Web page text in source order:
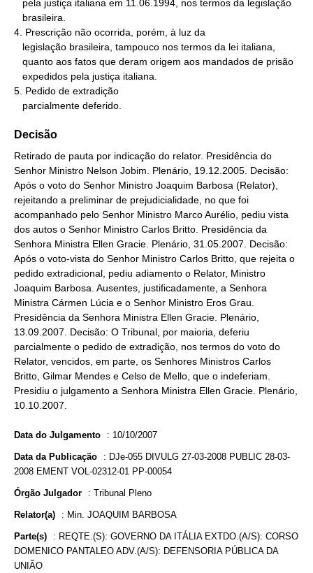
4. Prescrição não ocorrida, porém, à luz da
5. Pedido de extradição
   parcialmente deferido.
Decisão
Retirado de pauta por indicação do relator. Presidência do
Senhor Ministro Nelson Jobim. Plenário, 19.12.2005. Decisão:
Após o voto do Senhor Ministro Joaquim Barbosa (Relator),
rejeitando a preliminar de prejudicialidade, no que foi
acompanhado pelo Senhor Ministro Marco Aurélio, pediu vista
dos autos o Senhor Ministro Carlos Britto. Presidência da
Senhora Ministra Ellen Gracie. Plenário, 31.05.2007. Decisão:
Após o voto-vista do Senhor Ministro Carlos Britto, que rejeita o
pedido extradicional, pediu adiamento o Relator, Ministro
Joaquim Barbosa. Ausentes, justificadamente, a Senhora
Ministra Cármen Lúcia e o Senhor Ministro Eros Grau.
Presidência da Senhora Ministra Ellen Gracie. Plenário,
13.09.2007. Decisão: O Tribunal, por maioria, deferiu
parcialmente o pedido de extradição, nos termos do voto do
Relator, vencidos, em parte, os Senhores Ministros Carlos
Britto, Gilmar Mendes e Celso de Mello, que o indeferiam.
Presidiu o julgamento a Senhora Ministra Ellen Gracie. Plenário,
10.10.2007.
Data do Julgamento : 10/10/2007
Data da Publicação : DJe-055 DIVULG 27-03-2008 PUBLIC 28-03-
2008 EMENT VOL-02312-01 PP-00054
Órgão Julgador : Tribunal Pleno
Relator(a) : Min. JOAQUIM BARBOSA
Parte(s) : REQTE.(S): GOVERNO DA ITÁLIA EXTDO.(A/S): CORSO
DOMENICO PANTALEO ADV.(A/S): DEFENSORIA PÚBLICA DA
UNIÃO